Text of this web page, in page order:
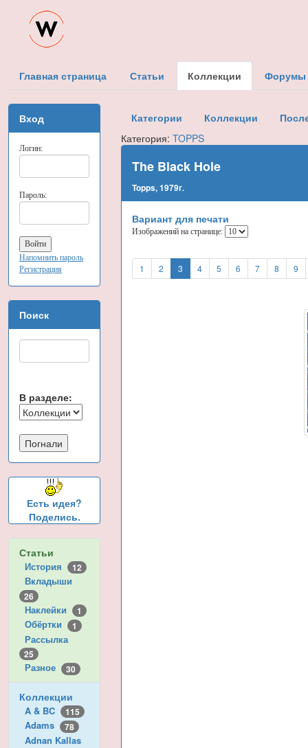
Главная страница Статьи Коллекции Форумы
Вход
Логин:
Пароль:
Напомнить пароль
Регистрация
Поиск
В разделе:
Есть идея?
Поделись.
Статьи
История 12
Вкладыши
26
Наклейки 1
Обёртки 1
Рассылка
25
Разное 30
Коллекции
A & BC 115
Adams 78
Adnan Kallas
Категории Коллекции
Категория:TOPPS
The Black Hole
Topps, 1979г.
Вариант для печати
Изображений на странице:
1 2 3 4 5 6 7 8 9